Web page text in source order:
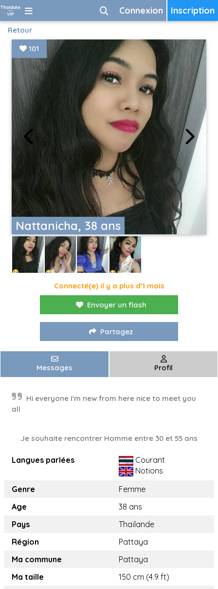
Inscription
Connexion
Retour
Nattanicha, 38 ans
101
Connecté(e) il y a plus d'1 mois
Envoyer un flash
Partagez
Messages Profil
Hi everyone I'm new from here nice to meet you
all
Je souhaite rencontrer Homme entre 30 et 55 ans
Langues parlées
Courant
Notions
Genre
Femme
Age
38 ans
Pays
Thaïlande
Région
Pattaya
Ma commune
Pattaya
Ma taille
150 cm (4.9 ft)